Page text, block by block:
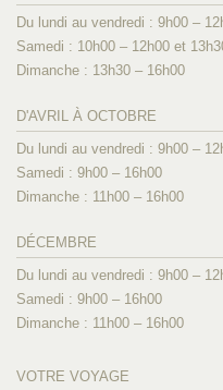
Du lundi au vendredi : 9h00 –
Samedi : 10h00 – 12h00 et
Dimanche : 13h30 – 16h00
D'AVRIL À OCTOBRE
Du lundi au vendredi : 9h00 –
Samedi : 9h00 – 16h00
Dimanche : 11h00 – 16h00
DÉCEMBRE
Du lundi au vendredi : 9h00 –
Samedi : 9h00 – 16h00
Dimanche : 11h00 – 16h00
VOTRE VOYAGE